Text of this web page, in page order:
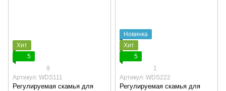
Хит
5
9
Артикул: WDS111
Регулируемая скамья для
Новинка
Хит
5
1
Артикул: WDS222
Регулируемая скамья для